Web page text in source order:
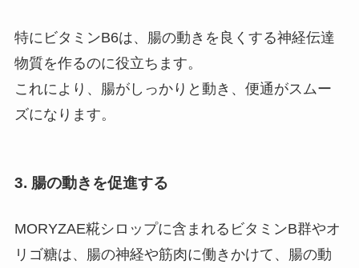
特にビタミンB6は、腸の動きを良くする神経伝達
物質を作るのに役立ちます。
これにより、腸がしっかりと動き、便通がスムー
ズになります。
3. 腸の動きを促進する
MORYZAE糀シロップに含まれるビタミンB群やオ
リゴ糖は、腸の神経や筋肉に働きかけて、腸の動